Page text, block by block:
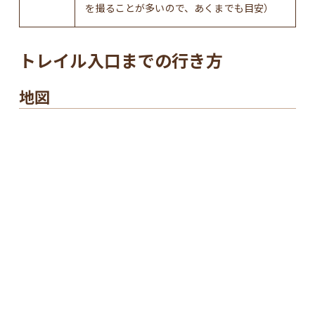
を撮ることが多いので、あくまでも目安）
トレイル入口までの行き方
地図